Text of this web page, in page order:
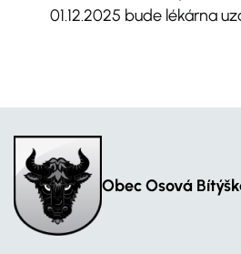
01.12.2025 bude lékárna
Obec Osová